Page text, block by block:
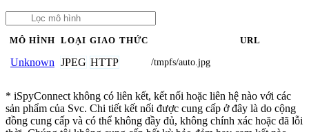
MÔ HÌNH LOẠI GIAO THỨC URL
Unknown JPEG HTTP /tmpfs/auto.jpg
* iSpyConnect không có liên kết, kết nối hoặc liên hệ nào với các
sản phẩm của Svc. Chi tiết kết nối được cung cấp ở đây là do cộng
đồng cung cấp và có thể không đầy đủ, không chính xác hoặc đã lỗi